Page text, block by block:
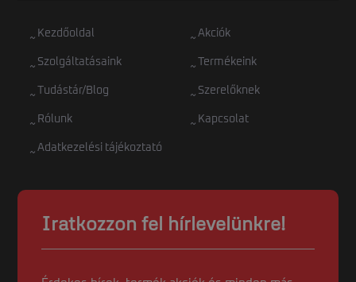
Kezdőoldal Akciók
Szolgáltatásaink Termékeink
Tudástár/Blog Szerelőknek
Rólunk Kapcsolat
Adatkezelési tájékoztató
Iratkozzon fel hírlevelünkre!